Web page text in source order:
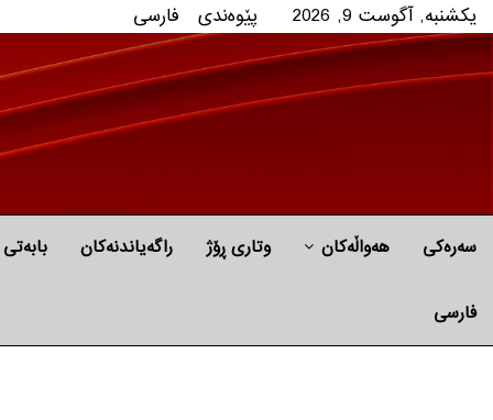
یکشنبه, آگوست 9, 2026 پێوه‌ندی فارسی
سەرەکی هه‌واڵه‌کان وتاری ڕۆژ راگه‌یاندنه‌كان
فارسی